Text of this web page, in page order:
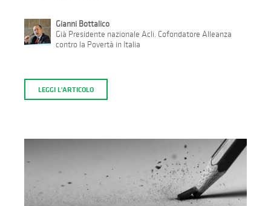
Gianni Bottalico
Già Presidente nazionale Acli. Cofondatore Alleanza
contro la Povertà in Italia
LEGGI L'ARTICOLO